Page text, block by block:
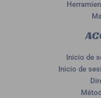
Inicio de
Inicio de